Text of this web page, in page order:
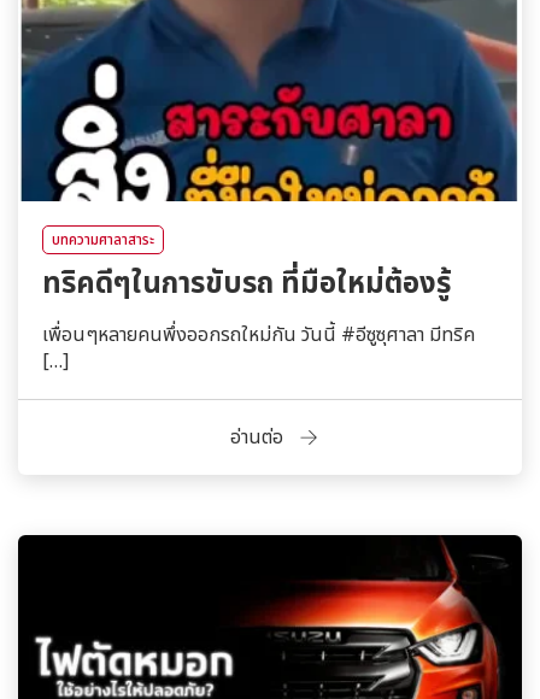
บทความศาลาสาระ
ทริคดีๆในการขับรถ ที่มือใหม่ต้องรู้
เพื่อนๆหลายคนพึ่งออกรถใหม่กัน วันนี้ #อีซูซุศาลา มีทริค
[…]
อ่านต่อ